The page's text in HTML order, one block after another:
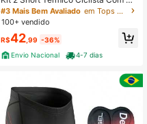
lso Segunda Pele Proteção UV Mei
a Coxa
#3 Mais Bem Avaliado
em Tops de ciclismo masculinos
100+ vendido
R$42 ,99 -36%
Envio Nacional
4-7 dias